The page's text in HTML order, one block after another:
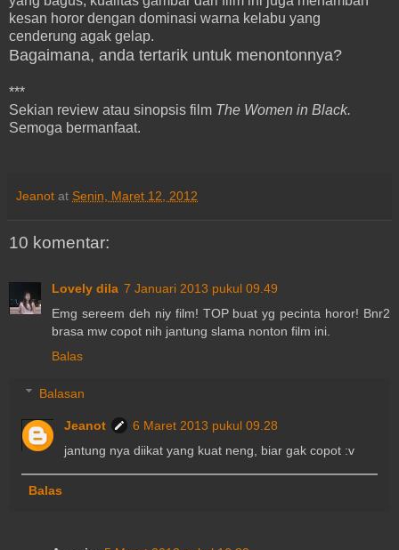
kesan horor dengan dominasi warna kelabu yang
cenderung agak gelap.
Bagaimana, anda tertarik untuk menontonnya?
***
Sekian review atau sinopsis film The Women in Black.
Semoga bermanfaat.
Jeanot at Senin, Maret 12, 2012
10 komentar:
Lovely dila 7 Januari 2013 pukul 09.49
Emg sereem deh niy film! TOP buat yg pecinta horor! Bnr2
brasa mw copot nih jantung slama nonton film ini.
Balas
Balasan
Jeanot
6 Maret 2013 pukul 09.28
jantung nya diikat yang kuat neng, biar gak copot :v
Balas